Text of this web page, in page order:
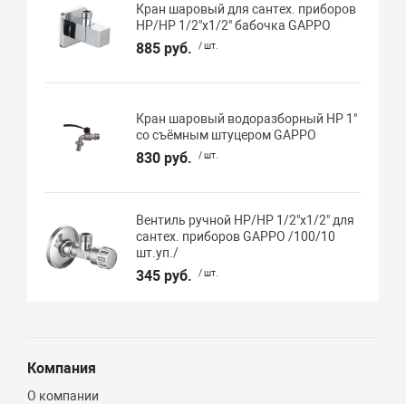
Кран шаровый для сантех. приборов
НР/НР 1/2"х1/2" бабочка GAPPO
885 руб. / шт.
Кран шаровый водоразборный НР 1"
со съёмным штуцером GAPPO
830 руб. / шт.
Вентиль ручной НР/НР 1/2"х1/2" для
сантех. приборов GAPPO /100/10
шт.уп./
345 руб. / шт.
Компания
О компании